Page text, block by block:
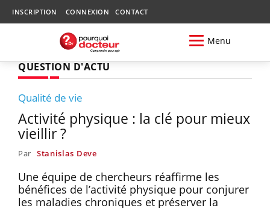
INSCRIPTION CONNEXION CONTACT
Menu
QUESTION D'ACTU
Qualité de vie
Activité physique : la clé pour mieux
vieillir ?
Par Stanislas Deve
Une équipe de chercheurs réaffirme les
bénéfices de l’activité physique pour conjurer
les maladies chroniques et préserver la